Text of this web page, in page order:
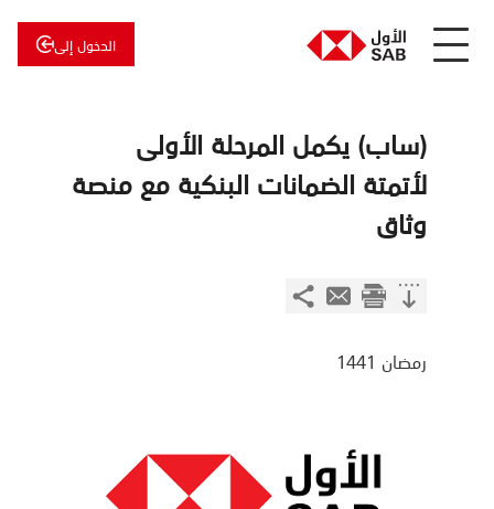
الدخول إلى
للاستثمار
(ساب) يكمل المرحلة الأولى
لأتمتة الضمانات البنكية مع منصة
وثاق
رمضان 1441